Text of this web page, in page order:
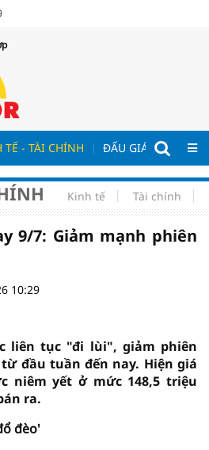
TẾ - TÀI CHÍNH ĐẤU GIÁ - ĐẤU
Kinh tế Tài chính
9/7: Giảm mạnh phiên
10:29
liên tục "đi lùi", giảm phiên
đầu tuần đến nay. Hiện giá
niêm yết ở mức 148,5 triệu
ra.
đèo'